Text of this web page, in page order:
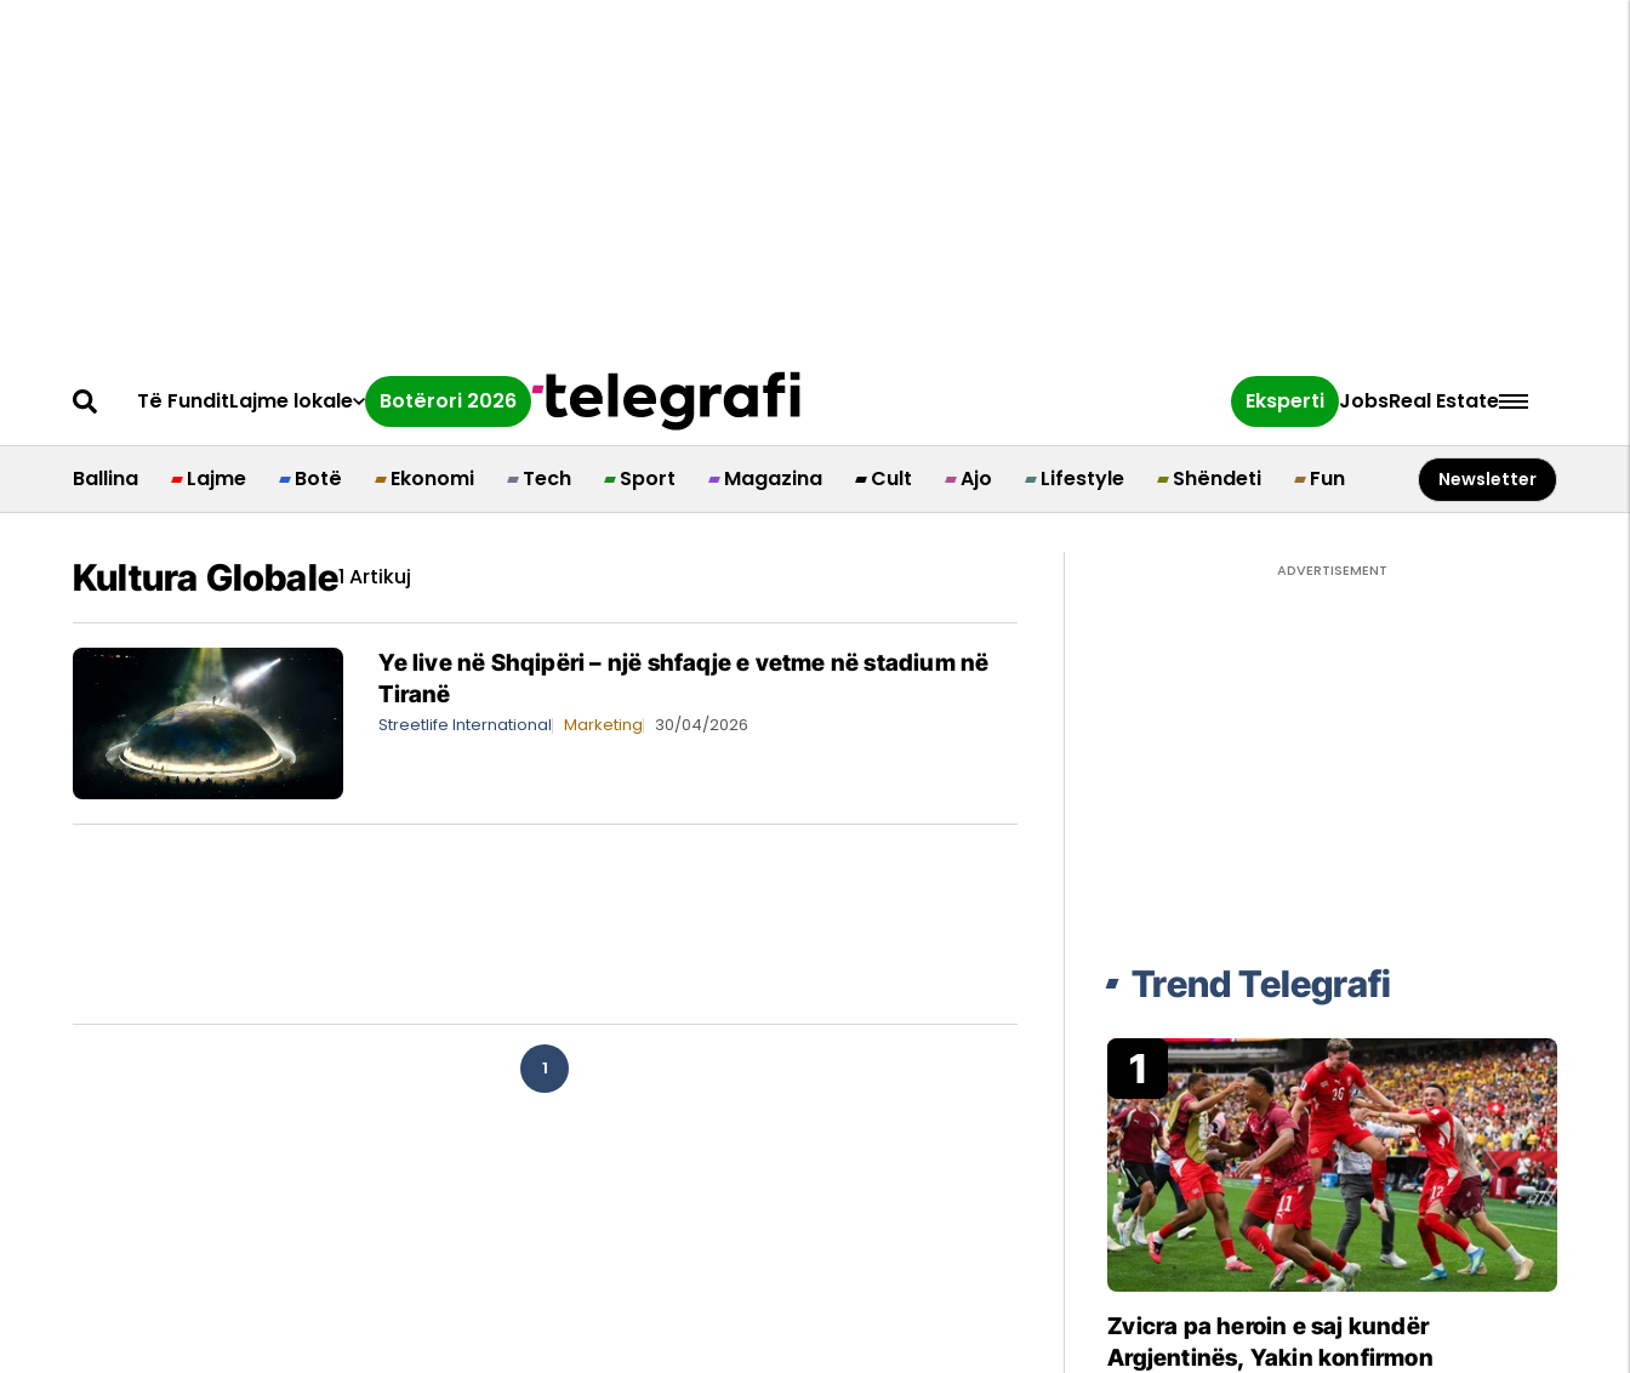
Të FunditLajme lokale Botërori 2026 Eksperti JobsReal Estate
Ballina Lajme Botë Ekonomi Tech Sport Magazina Cult Ajo Lifestyle Shëndeti Fun Newsletter
Kultura Globale1 Artikuj
Ye live në Shqipëri – një shfaqje e vetme në stadium në
Tiranë
Streetlife International Marketing 30/04/2026
1
Trend Telegrafi
Zvicra pa heroin e saj kundër
Argjentinës, Yakin konfirmon